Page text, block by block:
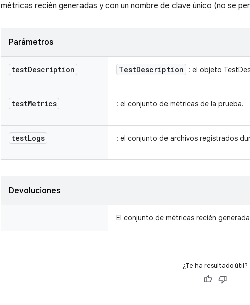
métricas recién generadas y con un nombre de clave único (no se
Parámetros
testDescription TestDescription : el objeto
testMetrics : el conjunto de métricas de la prueba.
testLogs : el conjunto de archivos registrados
Devoluciones
El conjunto de métricas recién
¿Te ha resultado útil?